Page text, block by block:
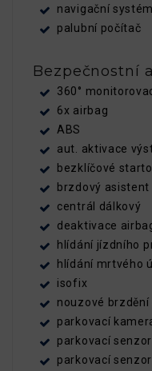
navigační systém
palubní počítač
Bezpečnostní
360°
6x airbag
ABS
aut. aktivace
bezklíčové
brzdový asistent
centrál dálkový
deaktivace
hlídání jízdního
hlídání mrtvého
isofix
nouzové brzdění
parkovací
parkovací
parkovací